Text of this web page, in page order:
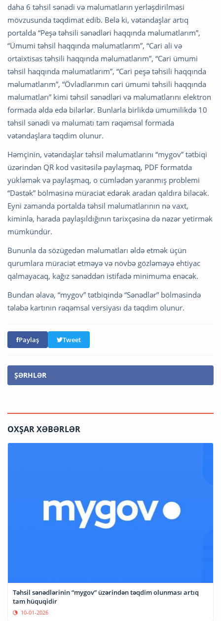
daha 6 təhsil sənədi və məlumatların yerləşdirilməsi
mövzusunda təqdimat edib. Belə ki, vətəndaşlar artıq
portalda “Peşə təhsili sənədləri haqqında məlumatlarım”,
“Ümumi təhsil haqqında məlumatlarım”, “Cari ali və
ortaixtisas təhsili haqqında məlumatlarım”, “Cari ümumi
təhsil haqqında məlumatlarım”, “Cari peşə təhsili haqqında
məlumatlarım”, “Övladlarımın cari ümumi təhsili haqqında
məlumatları” kimi təhsil sənədləri və məlumatlarını elektron
formada əldə edə bilərlər. Bunlarla birlikdə ümumilikdə 10
təhsil sənədi və məlumatı tam rəqəmsal formada
vətəndaşlara təqdim olunur.
Həmçinin, vətəndaşlar təhsil məlumatlarını “mygov” tətbiqi
üzərindən QR kod vasitəsilə paylaşmaq, PDF formatda
yükləmək və paylaşmaq, o cümlədən yaranmış problemi
“Dəstək” bölməsinə müraciət edərək aradan qaldıra biləcək.
Eyni zamanda portalda təhsil məlumatlarının nə vaxt,
kiminlə, harada paylaşıldığının tarixçəsinə də nəzər yetirmək
mümkündür.
Bununla da sözügedən məlumatları əldə etmək üçün
qurumlara müraciət etməyə və növbə gözləməyə ehtiyac
qalmayacaq, kağız sənəddən istifadə minimuma enəcək.
Bundan əlavə, “mygov” tətbiqində “Sənədlər” bölməsində
tələbə kartının rəqəmsal versiyası da təqdim olunur.
Paylaş Tweet
ŞƏRHLƏR
OXŞAR XƏBƏRLƏR
Təhsil sənədlərinin “mygov” üzərindən təqdim olunması artıq
tam hüquqidir
10-01-2026